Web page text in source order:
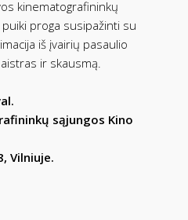
kinematografininkų
proga susipažinti su
iš įvairių pasaulio
ir skausmą.
sąjungos Kino
Vilniuje.